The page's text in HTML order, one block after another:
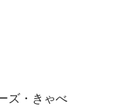
ズ・きゃべ